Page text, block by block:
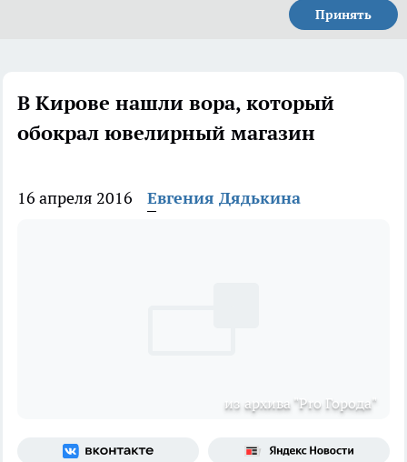
Принять
В Кирове нашли вора, который
обокрал ювелирный магазин
16 апреля 2016 Евгения Дядькина
из архива "Pro Города"